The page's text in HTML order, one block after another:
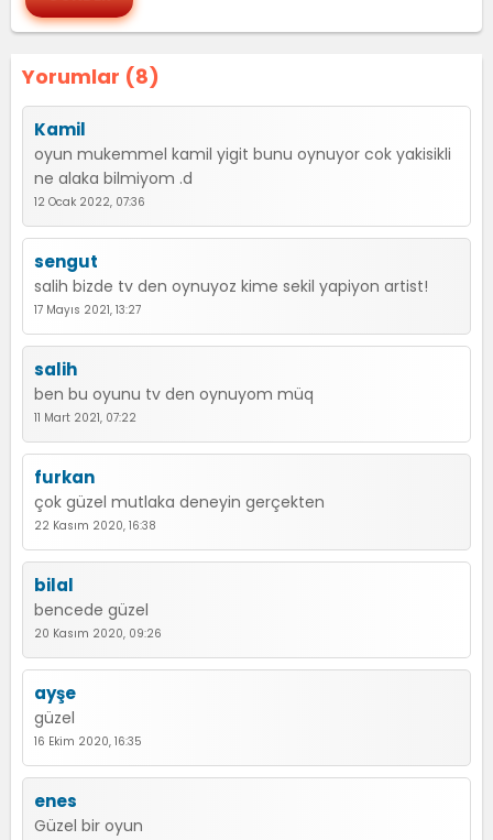
Yorumlar (8)
Kamil
oyun mukemmel kamil yigit bunu oynuyor cok yakisikli
ne alaka bilmiyom .d
12 Ocak 2022, 07:36
sengut
salih bizde tv den oynuyoz kime sekil yapiyon artist!
17 Mayıs 2021, 13:27
salih
ben bu oyunu tv den oynuyom müq
11 Mart 2021, 07:22
furkan
çok güzel mutlaka deneyin gerçekten
22 Kasım 2020, 16:38
bilal
bencede güzel
20 Kasım 2020, 09:26
ayşe
güzel
16 Ekim 2020, 16:35
enes
Güzel bir oyun